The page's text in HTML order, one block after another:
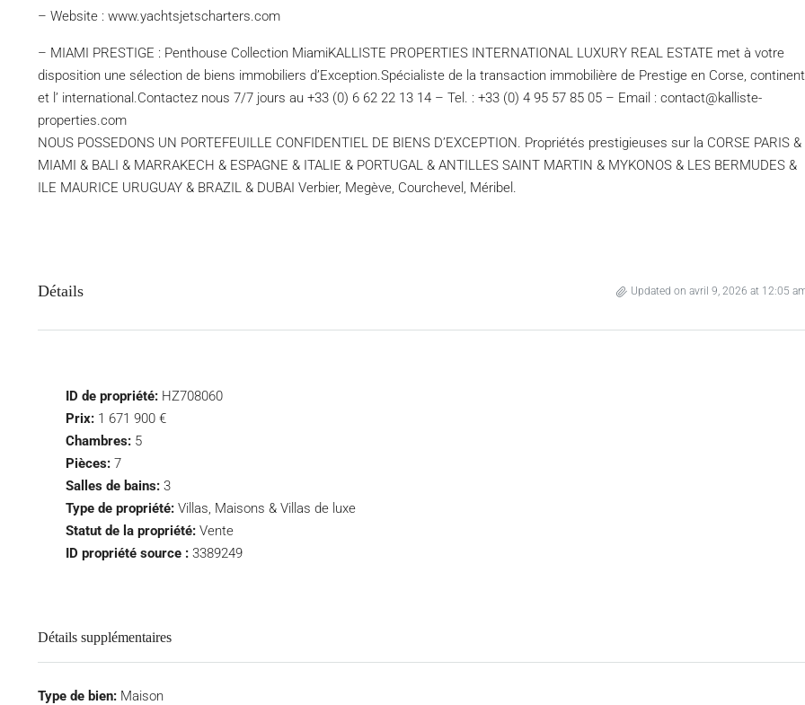
– Website : www.yachtsjetscharters.com
– MIAMI PRESTIGE : Penthouse Collection MiamiKALLISTE PROPERTIES INTERNATIONAL LUXURY REAL ESTATE met à votre
disposition une sélection de biens immobiliers d’Exception.Spécialiste de la transaction immobilière de Prestige en Corse, continent
et l’ international.Contactez nous 7/7 jours au +33 (0) 6 62 22 13 14 – Tel. : +33 (0) 4 95 57 85 05 – Email : contact@kalliste-
properties.com
NOUS POSSEDONS UN PORTEFEUILLE CONFIDENTIEL DE BIENS D’EXCEPTION. Propriétés prestigieuses sur la CORSE PARIS &
MIAMI & BALI & MARRAKECH & ESPAGNE & ITALIE & PORTUGAL & ANTILLES SAINT MARTIN & MYKONOS & LES BERMUDES &
ILE MAURICE URUGUAY & BRAZIL & DUBAI Verbier, Megève, Courchevel, Méribel.
Détails Updated on avril 9, 2026 at 12:05
ID de propriété: HZ708060
Prix: 1 671 900 €
Chambres: 5
Pièces: 7
Salles de bains: 3
Type de propriété: Villas, Maisons & Villas de luxe
Statut de la propriété: Vente
ID propriété source : 3389249
Détails supplémentaires
Type de bien: Maison